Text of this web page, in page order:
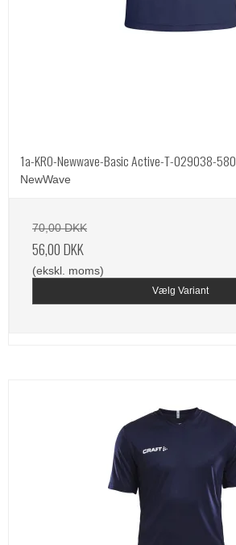
1a-KRO-Newwave-Basic Active-T-029038-580
NewWave
70,00 DKK
56,00 DKK
(ekskl. moms)
Vælg Variant